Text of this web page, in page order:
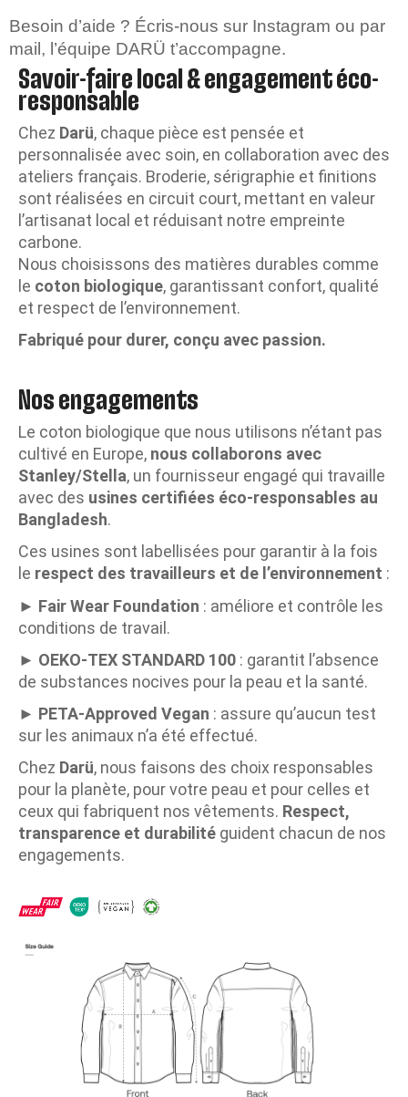
Besoin d’aide ? Écris-nous sur Instagram ou par
mail, l’équipe DARÜ t’accompagne.
Savoir-faire local & engagement éco-
responsable
Chez Darü, chaque pièce est pensée et
personnalisée avec soin, en collaboration avec des
ateliers français. Broderie, sérigraphie et finitions
sont réalisées en circuit court, mettant en valeur
l’artisanat local et réduisant notre empreinte
carbone.
Nous choisissons des matières durables comme
le coton biologique, garantissant confort, qualité
et respect de l’environnement.
Fabriqué pour durer, conçu avec passion.
Nos engagements
Le coton biologique que nous utilisons n’étant pas
cultivé en Europe, nous collaborons avec
Stanley/Stella, un fournisseur engagé qui travaille
avec des usines certifiées éco-responsables au
Bangladesh.
Ces usines sont labellisées pour garantir à la fois
le respect des travailleurs et de l’environnement :
► Fair Wear Foundation : améliore et contrôle les
conditions de travail.
► OEKO-TEX STANDARD 100 : garantit l’absence
de substances nocives pour la peau et la santé.
► PETA-Approved Vegan : assure qu’aucun test
sur les animaux n’a été effectué.
Chez Darü, nous faisons des choix responsables
pour la planète, pour votre peau et pour celles et
ceux qui fabriquent nos vêtements. Respect,
transparence et durabilité guident chacun de nos
engagements.